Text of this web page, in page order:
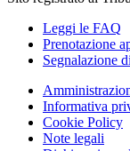
Leggi le FAQ
Prenotazione
Segnalazione
Informativa
Cookie Policy
Note legali